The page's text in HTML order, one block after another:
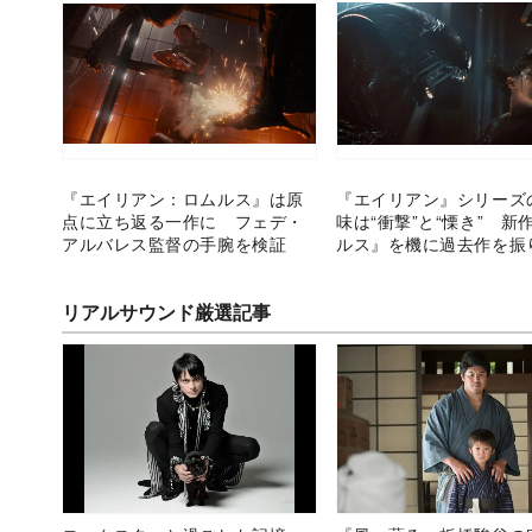
『エイリアン：ロムルス』は原
点に立ち返る一作に フェデ・
アルバレス監督の手腕を検証
『エイリアン』シリー
味は“衝撃”と“慄き” 新
ルス』を機に過去作を振
リアルサウンド厳選記事